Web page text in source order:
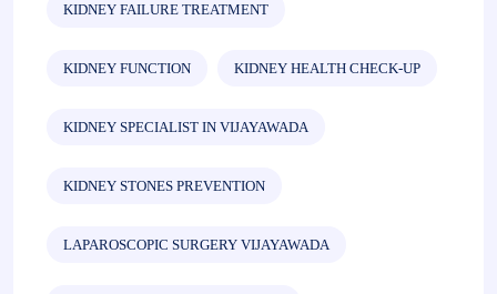
KIDNEY FAILURE TREATMENT
KIDNEY FUNCTION KIDNEY HEALTH CHECK-UP
KIDNEY SPECIALIST IN VIJAYAWADA
KIDNEY STONES PREVENTION
LAPAROSCOPIC SURGERY VIJAYAWADA